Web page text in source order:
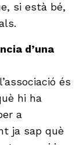
si està bé,
d’una
és
hi ha
a
ja sap què